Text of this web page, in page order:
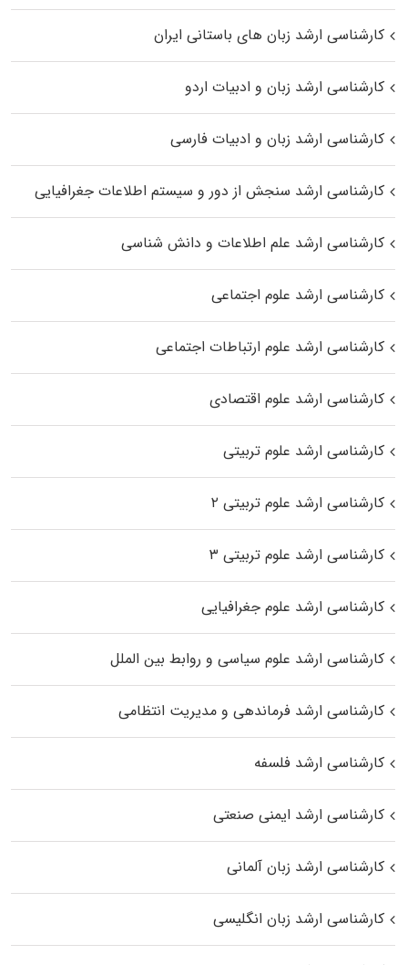
کارشناسی ارشد زبان‌ های باستانی ایران
کارشناسی ارشد زبان و ادبیات اردو
کارشناسی ارشد زبان و ادبیات فارسی
کارشناسی ارشد سنجش از دور و سیستم اطلاعات جغرافیایی
کارشناسی ارشد علم اطلاعات و دانش شناسی
کارشناسی ارشد علوم اجتماعی
کارشناسی ارشد علوم ارتباطات اجتماعی
کارشناسی ارشد علوم اقتصادی
کارشناسی ارشد علوم تربیتی
کارشناسی ارشد علوم تربیتی ۲
کارشناسی ارشد علوم تربیتی ۳
کارشناسی ارشد علوم جغرافیایی
کارشناسی ارشد علوم سیاسی و روابط بین الملل
کارشناسی ارشد فرماندهی و مدیریت انتظامی
کارشناسی ارشد فلسفه
کارشناسی ارشد ایمنی صنعتی
کارشناسی ارشد زبان آلمانی
کارشناسی ارشد زبان انگلیسی